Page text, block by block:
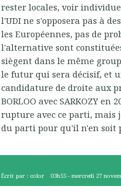
rester locales, voir
l'UDI ne s'opposera pas à
les Européennes, pas de
l'alternative sont
siègent dans le même
le futur qui sera décisif, et
candidature de droite aux
BORLOO avec SARKOZY
rupture avec ce parti,
du parti pour qu'il n'en soit
Écrit par : color 03h55 -mercredi 27